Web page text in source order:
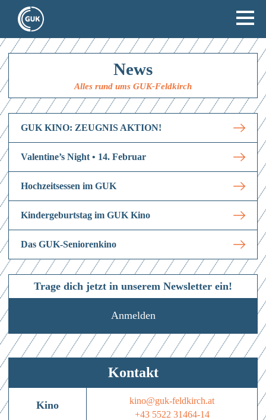
News
Alles rund ums GUK-Feldkirch
GUK KINO: ZEUGNIS AKTION!
Valentine’s Night • 14. Februar
Hochzeitsessen im GUK
Kindergeburtstag im GUK Kino
Das GUK-Seniorenkino
Trage dich jetzt in unserem Newsletter ein!
Anmelden
Kontakt
Kino
kino@guk-feldkirch.at
+43 5522 31464-14